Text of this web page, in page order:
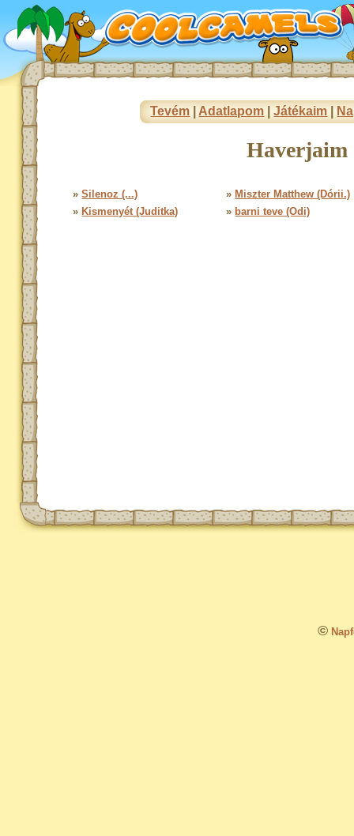
Tevém Adatlapom |Játékaim
Haverjaim
»Silenoz (...) » Miszter Matthew (Dórii.)
» Kismenyét (Juditka) » barni teve (Odi)
©